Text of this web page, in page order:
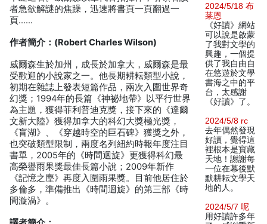
者急欲解謎的焦躁，迅速將書頁一頁翻過一
頁……
作者簡介：(Robert Charles Wilson)
威爾森生於加州，成長於加拿大，威爾森是最
受歡迎的小說家之一。他長期耕耘類型小說，
初期在雜誌上發表短篇作品，兩次入圍世界奇
幻獎；1994年的長篇《神祕地帶》以平行世界
為主題，獲得菲利普迪克獎，接下來的《達爾
文新大陸》獲得加拿大的科幻大獎極光獎，
《盲湖》、《穿越時空的巨石碑》獲獎之外，
也突破類型限制，兩度名列紐約時報年度注目
書單，2005年的《時間迴旋》更獲得科幻最
高榮譽雨果獎最佳長篇小說；2009年新作
《記憶之塵》再度入圍雨果獎。目前他居住於
多倫多，準備推出《時間迴旋》的第三部《時
間漩渦》。
2024/5/18 布
莱恩
《好讀》網站
可以說是啟蒙
了我對文學的
興趣，一個提
供了我自由自
在悠遊於文學
書海之中的平
台，太感謝
《好讀》了。
2024/5/8 rc
去年偶然發現
好讀，覺得這
裡根本是寶藏
天地！謝謝每
一位在幕後默
默耕耘文學天
地的人。
2024/5/7 呢
用好讀許多年